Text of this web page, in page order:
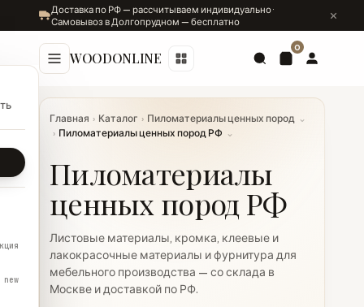
Доставка по РФ — рассчитываем индивидуально ·
Самовывоз в Долгопрудном — бесплатно
WOODONLINE
0
Главная › Каталог › Пиломатериалы ценных пород ⌄
› Пиломатериалы ценных пород РФ ⌄
Пиломатериалы
ценных пород РФ
Листовые материалы, кромка, клеевые и
лакокрасочные материалы и фурнитура для
мебельного производства — со склада в
Москве и доставкой по РФ.
new